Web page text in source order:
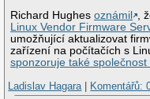
Richard Hughesoznámil
,
Linux Vendor Firmware
umožňující aktualizovat
zařízení na počítačích s
sponzoruje také společnost
Ladislav Hagara| Komentářů: